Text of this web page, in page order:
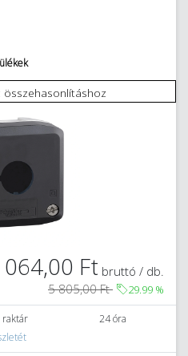
összehasonlításhoz
Ft bruttó / db.
5 805,00 Ft
29.99 %
raktár
24 óra